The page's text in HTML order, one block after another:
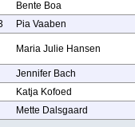
Bente Boa
Pia Vaaben
Maria Julie Hansen
Jennifer Bach
Katja Kofoed
Mette Dalsgaard